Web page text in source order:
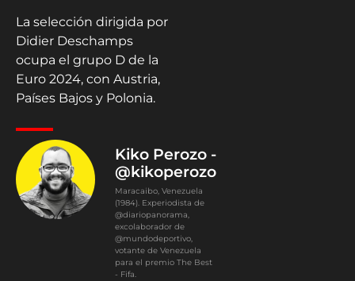
La selección dirigida por
Didier Deschamps
ocupa el grupo D de la
Euro 2024, con Austria,
Países Bajos y Polonia.
Kiko Perozo -
@kikoperozo
Maracaibo, Venezuela
(1984). Experiodista de
@diariopanorama,
excolaborador de
@mundodeportivo,
votante de Venezuela
para el premio The Best
- Fifa.